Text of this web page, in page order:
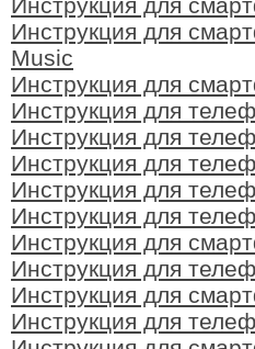
Инструкция для
Инструкция для
Music
Инструкция для
Инструкция для
Инструкция для
Инструкция для
Инструкция для
Инструкция для
Инструкция для
Инструкция для
Инструкция для
Инструкция для